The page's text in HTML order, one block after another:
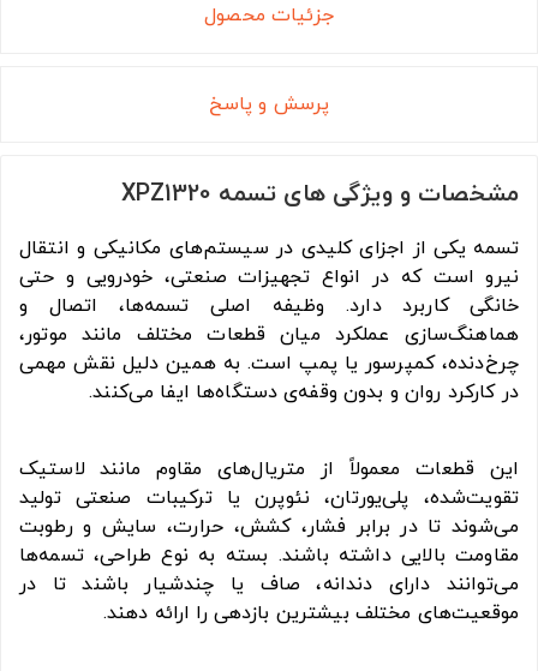
جزئیات محصول
پرسش و پاسخ
مشخصات و ویژگی های تسمه XPZ1320
تسمه یکی از اجزای کلیدی در سیستم‌های مکانیکی و انتقال
نیرو است که در انواع تجهیزات صنعتی، خودرویی و حتی
خانگی کاربرد دارد. وظیفه اصلی تسمه‌ها، اتصال و
هماهنگ‌سازی عملکرد میان قطعات مختلف مانند موتور،
چرخ‌دنده، کمپرسور یا پمپ است. به همین دلیل نقش مهمی
در کارکرد روان و بدون وقفه‌ی دستگاه‌ها ایفا می‌کنند.
این قطعات معمولاً از متریال‌های مقاوم مانند لاستیک
تقویت‌شده، پلی‌یورتان، نئوپرن یا ترکیبات صنعتی تولید
می‌شوند تا در برابر فشار، کشش، حرارت، سایش و رطوبت
مقاومت بالایی داشته باشند. بسته به نوع طراحی، تسمه‌ها
می‌توانند دارای دندانه، صاف یا چندشیار باشند تا در
موقعیت‌های مختلف بیشترین بازدهی را ارائه دهند.